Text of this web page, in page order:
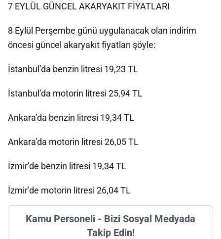
7 EYLÜL GÜNCEL AKARYAKIT FİYATLARI
8 Eylül Perşembe günü uygulanacak olan indirim
öncesi güncel akaryakıt fiyatları şöyle:
İstanbul’da benzin litresi 19,23 TL
İstanbul’da motorin litresi 25,94 TL
Ankara’da benzin litresi 19,34 TL
Ankara’da motorin litresi 26,05 TL
İzmir’de benzin litresi 19,34 TL
İzmir’de motorin litresi 26,04 TL
Kamu Personeli - Bizi Sosyal Medyada
Takip Edin!